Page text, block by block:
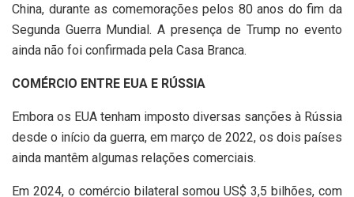
China, durante as comemorações pelos 80 anos do fim da
Segunda Guerra Mundial. A presença de Trump no evento
ainda não foi confirmada pela Casa Branca.
COMÉRCIO ENTRE EUA E RÚSSIA
Embora os EUA tenham imposto diversas sanções à Rússia
desde o início da guerra, em março de 2022, os dois países
ainda mantêm algumas relações comerciais.
Em 2024, o comércio bilateral somou US$ 3,5 bilhões, com